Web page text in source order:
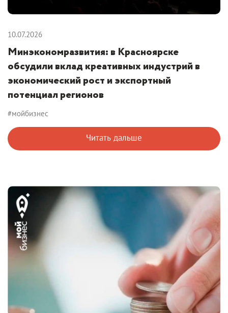
10.07.2026
Минэкономразвития: в Красноярске
обсудили вклад креативных индустрий в
экономический рост и экспортный
потенциал регионов
#мойбизнес
Читать дальше